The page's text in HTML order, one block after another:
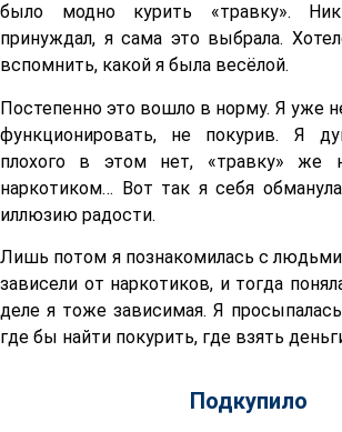
было модно курить «травку».
принуждал, я сама это выбрала.
вспомнить, какой я была весёлой.
Постепенно это вошло в норму. Я уже
функционировать, не покурив. Я
плохого в этом нет, «травку» же
наркотиком… Вот так я себя
иллюзию радости.
Лишь потом я познакомилась с
зависели от наркотиков, и тогда
деле я тоже зависимая. Я
где бы найти покурить, где взять
Подкупило